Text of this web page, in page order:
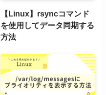
【Linux】rsyncコマンド
を使用してデータ同期する
方法